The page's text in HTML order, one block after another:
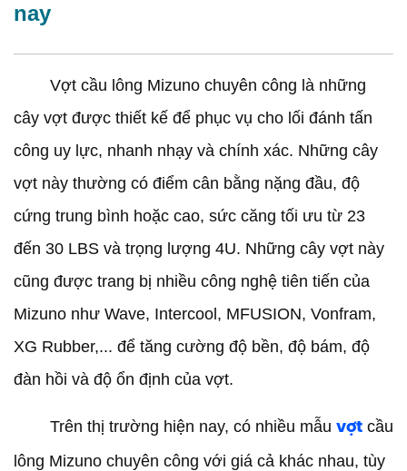
nay
Vợt cầu lông Mizuno chuyên công là những
cây vợt được thiết kế để phục vụ cho lối đánh tấn
công uy lực, nhanh nhạy và chính xác. Những cây
vợt này thường có điểm cân bằng nặng đầu, độ
cứng trung bình hoặc cao, sức căng tối ưu từ 23
đến 30 LBS và trọng lượng 4U. Những cây vợt này
cũng được trang bị nhiều công nghệ tiên tiến của
Mizuno như Wave, Intercool, MFUSION, Vonfram,
XG Rubber,... để tăng cường độ bền, độ bám, độ
đàn hồi và độ ổn định của vợt.
Trên thị trường hiện nay, có nhiều mẫu vợt cầu
lông Mizuno chuyên công với giá cả khác nhau, tùy